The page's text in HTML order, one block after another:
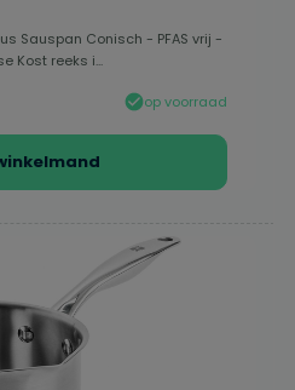
van 4.92 van 5 sterren
Sauspan Conisch - PFAS vrij -
Kost reeks i...
op voorraad